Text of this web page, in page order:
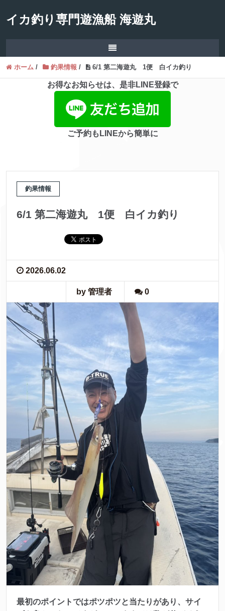
イカ釣り専門遊漁船 海遊丸
ホーム / 釣果情報 / 6/1 第二海遊丸 1便 白イカ釣り
お得なお知らせは、是非LINE登録で
ご予約もLINEから簡単に
釣果情報
6/1 第二海遊丸 1便 白イカ釣り
2026.06.02
by 管理者 0
最初のポイントではポツポツと当たりがあり、サイ